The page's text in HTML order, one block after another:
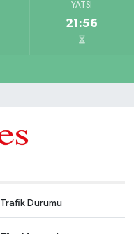
YATSI
21:56
Trafik Durumu